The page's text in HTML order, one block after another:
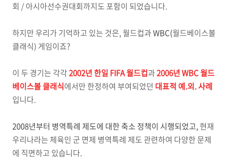
회 / 아시아선수권대회까지도 포함이 되었습니다.
하지만 우리가 기억하고 있는 것은, 월드컵과WBC(월드베이스볼
클래식) 게임이죠?
이 두 경기는 각각2002년 한일 FIFA 월드컵과2006년 WBC 월드
베이스볼 클래식에서만 한정하여 부여되었던 대표적 예.외. 사례
입니다.
2008년부터 병역특례 제도에 대한 축소 정책이 시행되었고, 현재
우리나라는 체육인 군 면제 병역특례 제도 관련하여 다양한 문제
에 직면하고 있습니다.